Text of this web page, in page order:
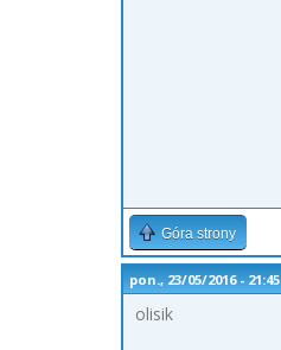
Góra strony
pon., 23/05/2016 - 21:45
olisik